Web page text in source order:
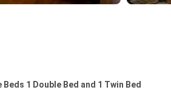
1 Double Bed and 1 Twin Bed